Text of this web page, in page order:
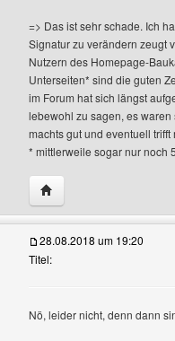
=> Das ist sehr schade. Ich
Signatur zu verändern zeugt
Nutzern des Homepage-
Unterseiten* sind die guten
im Forum hat sich längst
lebewohl zu sagen, es
machts gut und eventuell
* mittlerweile sogar nur noch
Website dieses
28.08.2018 um 19:20
Titel:
Nö, leider nicht, denn dann